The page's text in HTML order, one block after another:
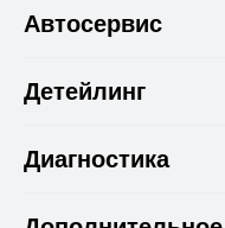
Автосервис
Детейлинг
Диагностика